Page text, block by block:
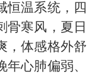
恒温系统，四
骨寒风，夏日
，体感格外舒
心肺偏弱、